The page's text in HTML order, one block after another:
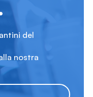
del
nostra